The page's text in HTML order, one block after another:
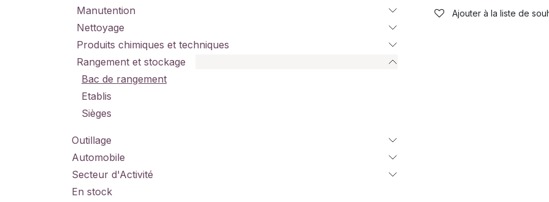
Manutention
Nettoyage
Produits chimiques et techniques
Rangement et stockage
Bac de rangement
Etablis
Sièges
Outillage
Automobile
Secteur d'Activité
En stock
Ajouter à la liste de